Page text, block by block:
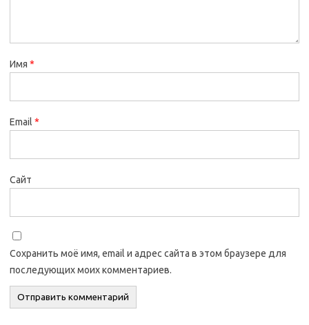
Имя *
Email *
Сайт
Сохранить моё имя, email и адрес сайта в этом браузере для
последующих моих комментариев.